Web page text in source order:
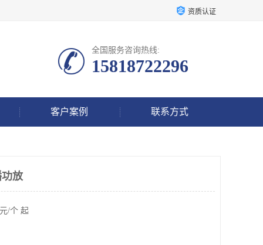
资质认证
全国服务咨询热线:
15818722296
客户案例 联系方式
放
/个 起